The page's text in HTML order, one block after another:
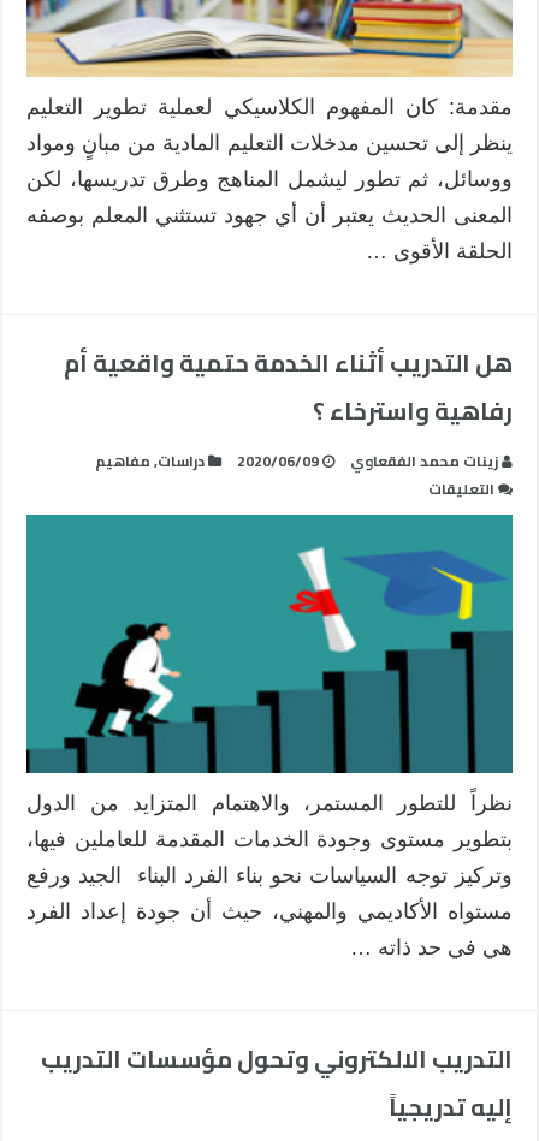
مقدمة: كان المفهوم الكلاسيكي لعملية تطوير التعليم
ينظر إلى تحسين مدخلات التعليم المادية من مبانٍ ومواد
ووسائل، ثم تطور ليشمل المناهج وطرق تدريسها، لكن
المعنى الحديث يعتبر أن أي جهود تستثني المعلم بوصفه
الحلقة الأقوى …
هل التدريب أثناء الخدمة حتمية واقعية أم
رفاهية واسترخاء ؟
زينات محمد الفقعاوي 2020/06/09 دراسات,مفاهيم
التعليقات
هل
الخدمة
واقعية
رفاهية
مغلقة
نظراً للتطور المستمر، والاهتمام المتزايد من الدول
بتطوير مستوى وجودة الخدمات المقدمة للعاملين فيها،
وتركيز توجه السياسات نحو بناء الفرد البناء الجيد ورفع
مستواه الأكاديمي والمهني، حيث أن جودة إعداد الفرد
هي في حد ذاته …
التدريب الالكتروني وتحول مؤسسات التدريب
إليه تدريجياً